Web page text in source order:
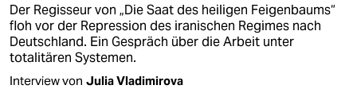
Der Regisseur von „Die Saat des heiligen Feigenbaums“
floh vor der Repression des iranischen Regimes nach
Deutschland. Ein Gespräch über die Arbeit unter
totalitären Systemen.
Interview von Julia Vladimirova